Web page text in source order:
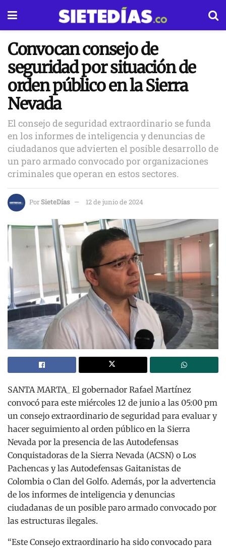
Convocan consejo de
seguridad por situación de
orden público en la Sierra
Nevada
El consejo de seguridad extraordinario se funda
en los informes de inteligencia y denuncias de
ciudadanos que advierten el posible desarrollo de
un paro armado convocado por organizaciones
criminales que operan en estos sectores.
PorSieteDías 12 de junio de 2024
SANTA MARTA_ El gobernador Rafael Martínez
convocó para este miércoles 12 de junio a las 05:00 pm
un consejo extraordinario de seguridad para evaluar y
hacer seguimiento al orden público en la Sierra
Nevada por la presencia de las Autodefensas
Conquistadoras de la Sierra Nevada (ACSN) o Los
Pachencas y las Autodefensas Gaitanistas de
Colombia o Clan del Golfo. Además, por la advertencia
de los informes de inteligencia y denuncias
ciudadanas de un posible paro armado convocado por
las estructuras ilegales.
“Este Consejo extraordinario ha sido convocado para